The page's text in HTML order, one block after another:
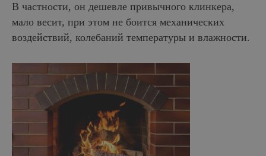
В частности, он дешевле привычного клинкера,
мало весит, при этом не боится механических
воздействий, колебаний температуры и влажности.
© 2004−2025 Рязанский кирпичный завод
8 (800) 234−89−66
ул. Кирпичного
КАТАЛОГ ПРОДУКЦИИ
Лицевой кирпич
Рядовой кирпич
Керамический камень
О заводе
Статьи
Контакты